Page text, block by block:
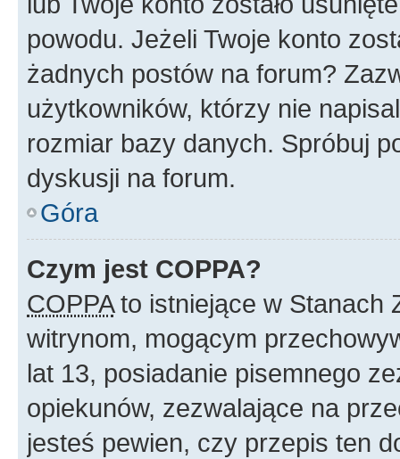
powodu. Jeżeli Twoje konto
żadnych postów na forum?
użytkowników, którzy nie
rozmiar bazy danych. Spróbuj
dyskusji na forum.
Góra
Czym jest COPPA?
COPPAto istniejące w Stanach
witrynom, mogącym
lat 13, posiadanie pisemnego
opiekunów, zezwalające na
jesteś pewien, czy przepis ten